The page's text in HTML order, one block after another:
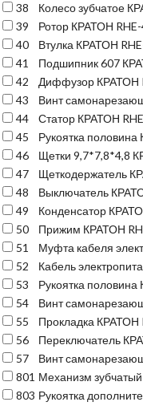
38
Колесо зубчатое
39
Ротор КРАТОН
40
Втулка КРАТОН
41
Подшипник 607
42
Диффузор КРАТОН
43
Винт
44
Статор КРАТОН
45
Рукоятка
46
Щетки 9,7*7,8*4,8
47
Щеткодержатель
48
Выключатель
49
Конденсатор
50
Прижим КРАТОН
51
Муфта кабеля
52
Кабель
53
Рукоятка
54
Винт
55
Прокладка КРАТОН
56
Переключатель
57
Винт
801 Механизм
803 Рукоятка